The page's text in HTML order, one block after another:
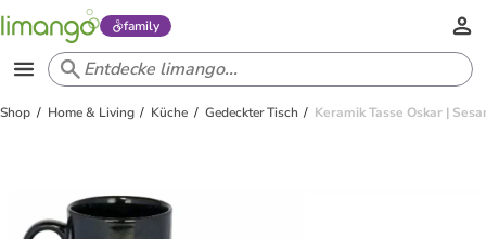
family
Shop Home & Living Küche Gedeckter Tisch Keramik Tasse Oskar |